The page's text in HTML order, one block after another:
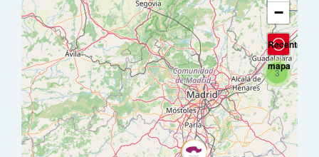
3
−
Recentrar
mapa